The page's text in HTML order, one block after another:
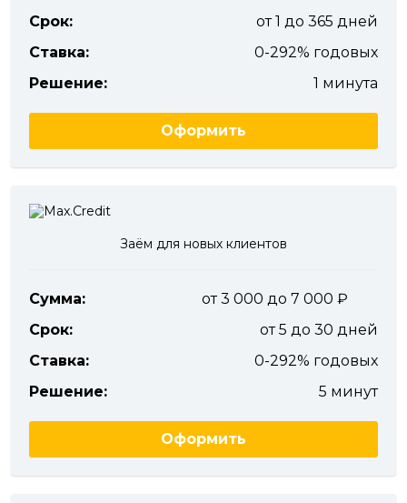
Срок:
от 1 до 365 дней
Ставка:
0-292% годовых
Решение:
1 минута
Оформить
Заём для новых клиентов
Сумма:
от 3 000 до 7 000
Срок:
от 5 до 30 дней
Ставка:
0-292% годовых
Решение:
5 минут
Оформить